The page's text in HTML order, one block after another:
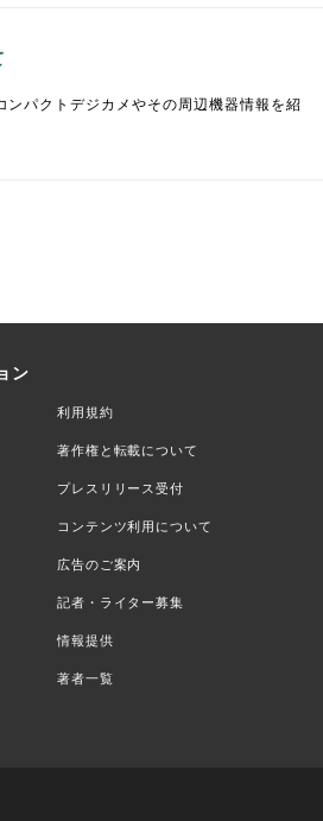
ンパクトデジカメやその周辺機器情報を紹
ン
利用規約
著作権と転載について
プレスリリース受付
コンテンツ利用について
広告のご案内
記者・ライター募集
情報提供
著者一覧